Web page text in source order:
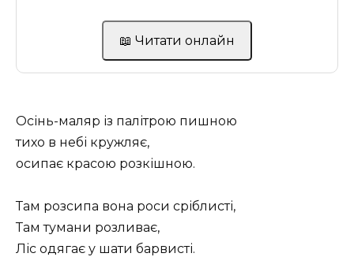
📖 Читати онлайн
Осінь-маляр із палітрою пишною
тихо в небі кружляє,
осипає красою розкішною.
Там розсипа вона роси сріблисті,
Там тумани розливає,
Ліс одягає у шати барвисті.